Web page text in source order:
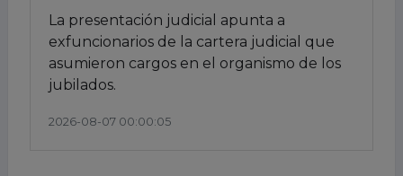
La presentación judicial apunta a
exfuncionarios de la cartera judicial que
asumieron cargos en el organismo de los
jubilados.
2026-08-07 00:00:05